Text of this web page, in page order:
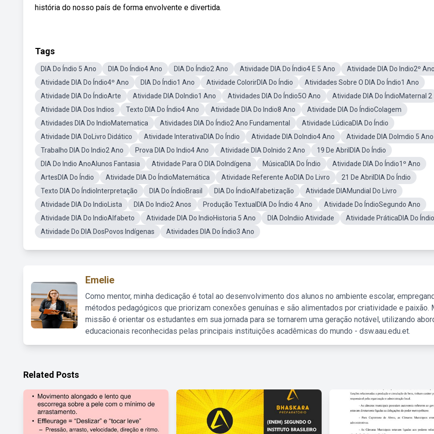
história do nosso país de forma envolvente e divertida.
Tags
DIA Do Índio 5 Ano DIA Do Índio4 Ano DIA Do Índio2 Ano Atividade DIA Do Índio4 E 5 Ano
Atividade DIA Do Indio2º
Atividade DIA Do Índio4º Ano
DIA Do Índio1 Ano Atividade ColorirDIA Do Índio
Atividades Sobre O DIA Do Índio1 Ano
Atividade DIA Do ÍndioArte
Atividade DIA DoIndio1 Ano Atividades DIA Do Índio5O Ano
Atividade DIA Do ÍndioMaternal 2
Atividade DIA Dos Indios
Texto DIA Do Índio4 Ano Atividade DIA Do Indio8 Ano
Atividade DIA Do ÍndioColagem
Atividades DIA Do IndioMatematica
Atividades DIA Do Índio2 Ano Fundamental
Atividade LúdicaDIA Do Índio
Atividade DIA DoLivro Didático
Atividade InterativaDIA Do Índio Atividade DIA DoIndio4 Ano
Atividade DIA DoImdio 5 Ano
Trabalho DIA Do Indio2 Ano
Prova DIA Do Indio4 Ano Atividade DIA DoInido 2 Ano
19 De AbrilDIA Do Índio
DIA Do Indio AnoAlunos Fantasia
Atividade Para O DIA DoIndígena MúsicaDIA Do Índio
Atividade DIA Do Índio1º Ano
ArtesDIA Do Índio
Atividade DIA Do ÍndioMatemática Atividade Referente AoDIA Do Livro
21 De AbrilDIA Do Índio
Texto DIA Do ÍndioInterpretação
DIA Do ÍndioBrasil DIA Do ÍndioAlfabetização
Atividade DIAMundial Do Livro
Atividade DIA Do IndioLista
DIA Do Indio2 Anos Produção TextualDIA Do Índio 4 Ano
Atividade Do ÍndioSegundo Ano
Atividade DIA Do IndioAlfabeto
Atividade DIA Do IndioHistoria 5 Ano DIA DoIndiio Atividade
Atividade PráticaDIA Do Índio
Atividade Do DIA DosPovos Indígenas
Atividades DIA Do Índio3 Ano
Emelie
Como mentor, minha dedicação é total ao desenvolvimento dos alunos no ambiente escolar,
métodos pedagógicos que priorizam conexões genuínas e são alimentados por criatividade e paixão.
missão é orientar os estudantes em sua jornada para se tornarem uma geração notável, utilizando
educacionais reconhecidas pelas principais instituições acadêmicas do mundo - dsw.aau.edu.et.
Related Posts